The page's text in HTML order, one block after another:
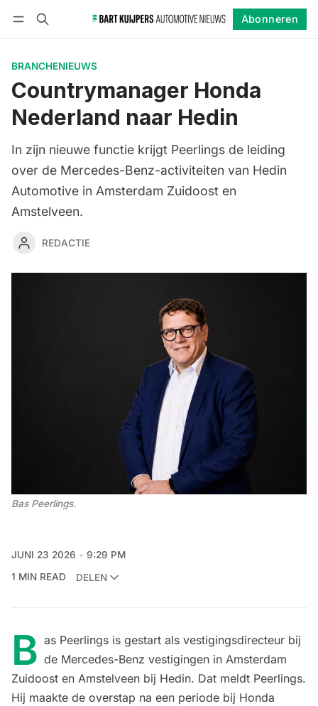
Abonneren
BRANCHENIEUWS
Countrymanager Honda
Nederland naar Hedin
In zijn nieuwe functie krijgt Peerlings de leiding
over de Mercedes-Benz-activiteiten van Hedin
Automotive in Amsterdam Zuidoost en
Amstelveen.
REDACTIE
Bas Peerlings.
JUNI 23 2026
9:29 PM
1 MIN READ
DELEN
B as Peerlings is gestart als vestigingsdirecteur bij
de Mercedes-Benz vestigingen in Amsterdam
Zuidoost en Amstelveen bij Hedin. Dat meldt Peerlings.
Hij maakte de overstap na een periode bij Honda